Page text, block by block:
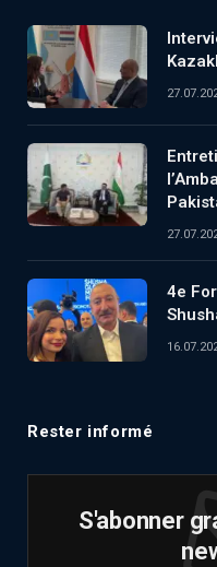
4e
Rester informé
S'abonner